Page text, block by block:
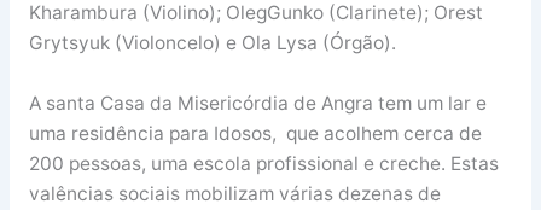
Kharambura (Violino); OlegGunko (Clarinete); Orest
Grytsyuk (Violoncelo) e Ola Lysa (Órgão).
A santa Casa da Misericórdia de Angra tem um lar e
uma residência para Idosos, que acolhem cerca de
200 pessoas, uma escola profissional e creche. Estas
valências sociais mobilizam várias dezenas de